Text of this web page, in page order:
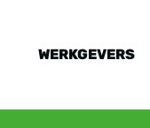
WERKGEVERS